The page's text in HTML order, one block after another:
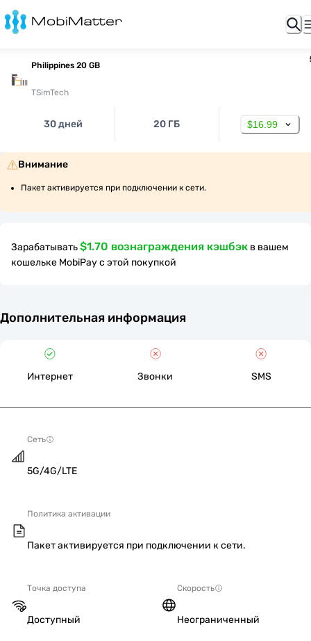
Philippines 20 GB
TSimTech
30 дней 20 ГБ $16.99
Внимание
Пакет активируется при подключении к сети.
Зарабатывать$1.70 вознаграждения кэшбэк в вашем
кошельке MobiPay с этой покупкой
Дополнительная информация
Интернет Звонки SMS
Сеть
5G/4G/LTE
Политика активации
Пакет активируется при подключении к сети.
Точка доступа
Доступный
Скорость
Неограниченный